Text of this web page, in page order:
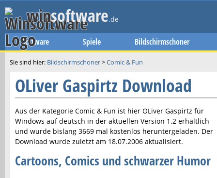
winsoftware.de
Software Spiele Bildschirmschoner
Sie sind hier: Bildschirmschoner>Comic & Fun
OLiver Gaspirtz Download
Aus der Kategorie Comic & Fun ist hier OLiver Gaspirtz für
Windows auf deutsch in der aktuellen Version 1.2 erhältlich
und wurde bislang 3669 mal kostenlos heruntergeladen. Der
Download wurde zuletzt am 18.07.2006 aktualisiert.
Cartoons, Comics und schwarzer Humor